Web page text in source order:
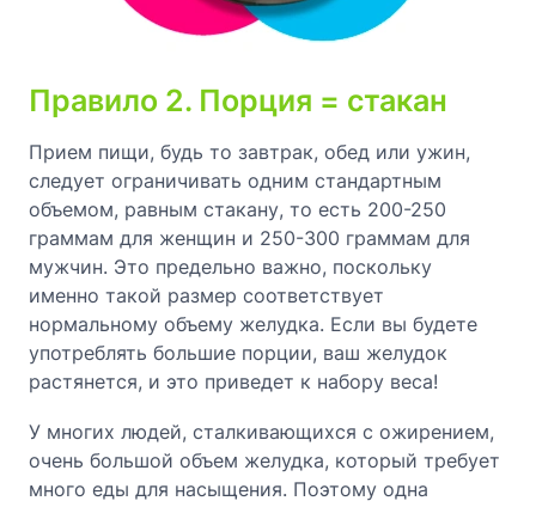
Правило 2. Порция = стакан
Прием пищи, будь то завтрак, обед или ужин,
следует ограничивать одним стандартным
объемом, равным стакану, то есть 200-250
граммам для женщин и 250-300 граммам для
мужчин. Это предельно важно, поскольку
именно такой размер соответствует
нормальному объему желудка. Если вы будете
употреблять большие порции, ваш желудок
растянется, и это приведет к набору веса!
У многих людей, сталкивающихся с ожирением,
очень большой объем желудка, который требует
много еды для насыщения. Поэтому одна